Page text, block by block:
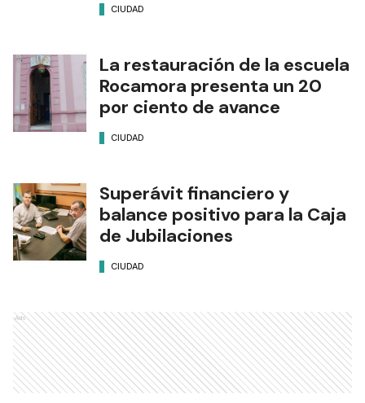
CIUDAD
La restauración de la escuela
Rocamora presenta un 20
por ciento de avance
CIUDAD
Superávit financiero y
balance positivo para la Caja
de Jubilaciones
CIUDAD
Ads